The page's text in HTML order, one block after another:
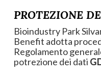
PROTEZIONE
Bioindustry Park
Benefit adotta
Regolamento
potrezione dei dati